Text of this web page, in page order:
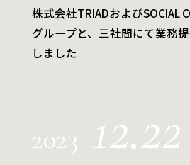
株式会社TRIADおよびSOCIAL
グループと、三社間にて業務
しました
2023 12.22